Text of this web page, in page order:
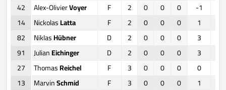
42
Alex-OlivierVoyer F 2 0 0 0 -1
14
NickolasLatta F 2 0 0 0 1
82
NiklasHübner D 2 0 0 0 3
91
JulianEichinger D 2 0 0 0 3
27
ThomasReichel F 3 0 0 0 0
13
MarvinSchmid F 3 0 0 0 1